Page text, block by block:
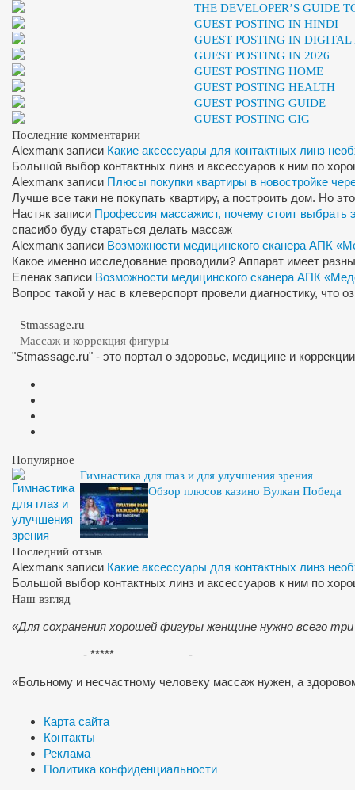
THE DEVELOPER’S GUIDE
GUEST POSTING IN HINDI
GUEST POSTING IN
GUEST POSTING IN 2026
GUEST POSTING HOME
GUEST POSTING HEALTH
GUEST POSTING GUIDE
GUEST POSTING GIG
Последние комментарии
Alexmanк записи Какие аксессуары для контактных линз
Большой выбор контактных линз и аксессуаров к ним по
Alexmanк записи Плюсы покупки квартиры в новостройке
Лучше все таки не покупать квартиру, а построить дом. Но
Настяк записи Профессия массажист, почему стоит выбрать
спасибо буду стараться делать массаж
Alexmanк записи Возможности медицинского сканера АПК
Какое именно исследование проводили? Аппарат имеет
Еленак записи Возможности медицинского сканера АПК
Вопрос такой у нас в клеверспорт провели диагностику, что
Stmassage.ru
Массаж и коррекция фигуры
"Stmassage.ru" - это портал о здоровье, медицине и
Популярное
Гимнастика для глаз и для улучшения зрения
Обзор плюсов казино Вулкан Победа
Последний отзыв
Alexmanк записи Какие аксессуары для контактных линз
Большой выбор контактных линз и аксессуаров к ним по
Наш взгляд
«Для сохранения хорошей фигуры женщине нужно всего
——————- ***** ——————-
«Больному и несчастному человеку массаж нужен, а
Карта сайта
Контакты
Реклама
Политика конфиденциальности